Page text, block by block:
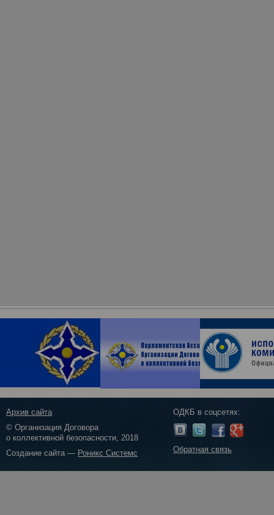
Архив сайта
© Организация Договора
о коллективной безопасности, 2018
Создание сайта — Роникс Системс
ОДКБ в соцсетях:
Обратная связь